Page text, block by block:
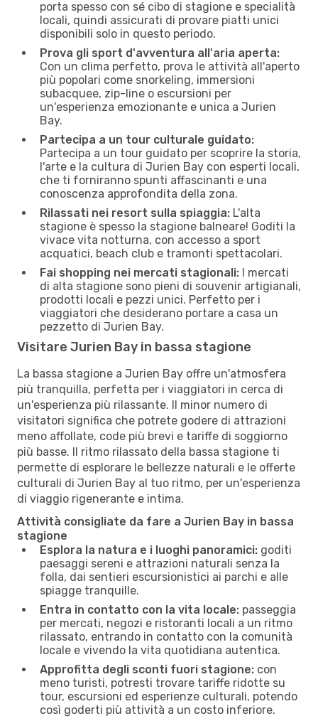
porta spesso con sé cibo di stagione e specialità
locali, quindi assicurati di provare piatti unici
disponibili solo in questo periodo.
Prova gli sport d'avventura all'aria aperta:
Con un clima perfetto, prova le attività all'aperto
più popolari come snorkeling, immersioni
subacquee, zip-line o escursioni per
un'esperienza emozionante e unica a Jurien
Bay.
Partecipa a un tour culturale guidato:
Partecipa a un tour guidato per scoprire la storia,
l'arte e la cultura di Jurien Bay con esperti locali,
che ti forniranno spunti affascinanti e una
conoscenza approfondita della zona.
Rilassati nei resort sulla spiaggia: L'alta
stagione è spesso la stagione balneare! Goditi la
vivace vita notturna, con accesso a sport
acquatici, beach club e tramonti spettacolari.
Fai shopping nei mercati stagionali: I mercati
di alta stagione sono pieni di souvenir artigianali,
prodotti locali e pezzi unici. Perfetto per i
viaggiatori che desiderano portare a casa un
pezzetto di Jurien Bay.
Visitare Jurien Bay in bassa stagione
La bassa stagione a Jurien Bay offre un'atmosfera
più tranquilla, perfetta per i viaggiatori in cerca di
un'esperienza più rilassante. Il minor numero di
visitatori significa che potrete godere di attrazioni
meno affollate, code più brevi e tariffe di soggiorno
più basse. Il ritmo rilassato della bassa stagione ti
permette di esplorare le bellezze naturali e le offerte
culturali di Jurien Bay al tuo ritmo, per un'esperienza
di viaggio rigenerante e intima.
Attività consigliate da fare a Jurien Bay in bassa
stagione
Esplora la natura e i luoghi panoramici: goditi
paesaggi sereni e attrazioni naturali senza la
folla, dai sentieri escursionistici ai parchi e alle
spiagge tranquille.
Entra in contatto con la vita locale: passeggia
per mercati, negozi e ristoranti locali a un ritmo
rilassato, entrando in contatto con la comunità
locale e vivendo la vita quotidiana autentica.
Approfitta degli sconti fuori stagione: con
meno turisti, potresti trovare tariffe ridotte su
tour, escursioni ed esperienze culturali, potendo
così goderti più attività a un costo inferiore.